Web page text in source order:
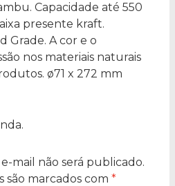
Capacidade até 550
presente kraft.
Grade. A cor e o
nos materiais naturais
ø71 x 272 mm
mail não será publicado.
são marcados com *